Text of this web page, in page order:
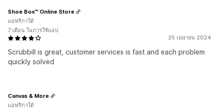
25 เมษายน 2024
Scrubbill is great, customer services is fast and each problem
quickly solved
Shoe Box™ Online Store
แอฟริกาใต้
7 เดือน ในการใช้แอป
Canvas & More
แอฟริกาใต้